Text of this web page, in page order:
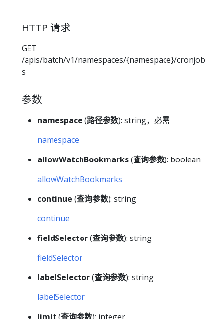
HTTP 请求
GET
/apis/batch/v1/namespaces/{namespace}/cronjob
s
参数
namespace (路径参数): string，必需
namespace
allowWatchBookmarks(查询参数): boolean
allowWatchBookmarks
continue (查询参数): string
continue
fieldSelector(查询参数): string
fieldSelector
labelSelector(查询参数): string
labelSelector
limit (查询参数): integer